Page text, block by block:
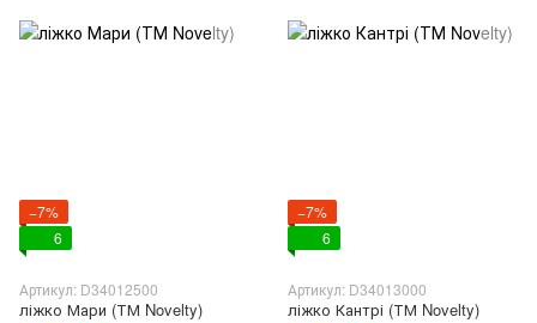
−7%
6
Артикул: D34012500
ліжко Мари (ТМ Novelty)
−7%
6
Артикул: D34013000
ліжко Кантрі (ТМ Novelty)